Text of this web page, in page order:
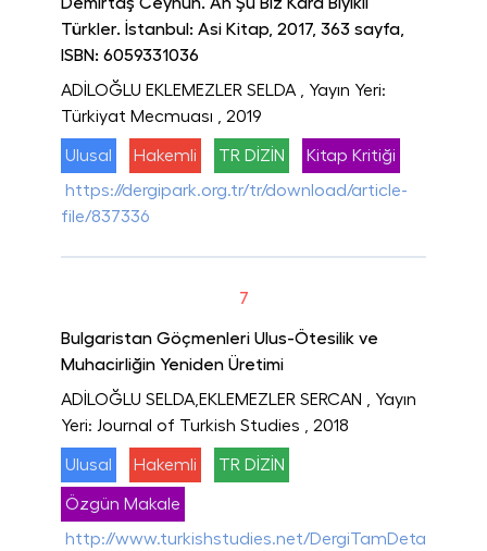
Türkler. İstanbul: Asi Kitap, 2017, 363 sayfa,
ISBN: 6059331036
ADİLOĞLU EKLEMEZLER SELDA
, Yayın Yeri:
Türkiyat Mecmuası
, 2019
Ulusal Hakemli TR DİZİN
Kitap Kritiği
https://dergipark.org.tr/tr/download/article-
file/837336
7
Bulgaristan Göçmenleri Ulus-Ötesilik ve
Muhacirliğin Yeniden Üretimi
ADİLOĞLU SELDA,EKLEMEZLER SERCAN
, Yayın
Yeri: Journal of Turkish Studies
, 2018
Ulusal Hakemli TR DİZİN
Özgün Makale
http://www.turkishstudies.net/DergiTamDetay.aspx?